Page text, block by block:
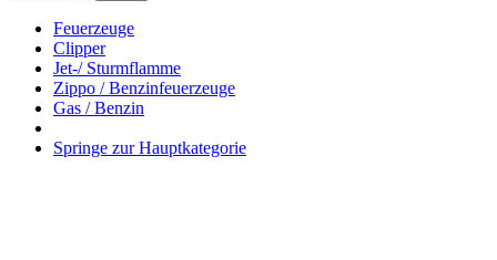
Feuerzeuge
Clipper
Jet-/ Sturmflamme
Zippo / Benzinfeuerzeuge
Gas / Benzin
Springe zur Hauptkategorie